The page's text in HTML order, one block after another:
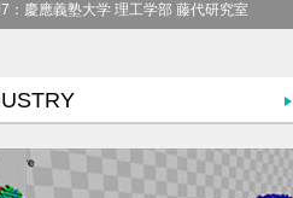
慶應義塾大学 理工学部 藤代研究室